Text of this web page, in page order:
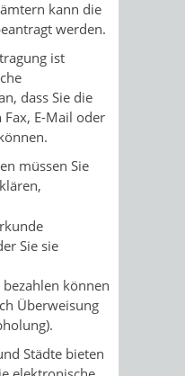
kann die
werden.
ist
dass Sie die
E-Mail oder
müssen Sie
Sie sie
können
Überweisung
Städte bieten